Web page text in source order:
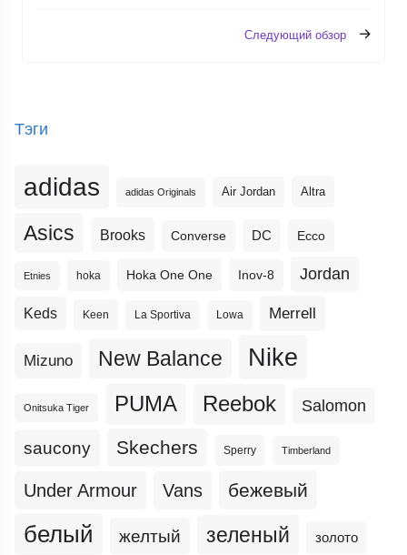
Следующий обзор
Тэги
adidas adidas Originals Air Jordan Altra
Asics Brooks Converse DC Ecco
Etnies hoka Hoka One One Inov-8 Jordan
Keds Keen La Sportiva Lowa Merrell
Mizuno New Balance Nike
Onitsuka Tiger PUMA Reebok Salomon
saucony Skechers Sperry Timberland
Under Armour Vans бежевый
белый желтый зеленый золото